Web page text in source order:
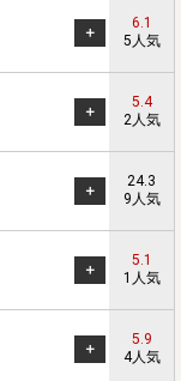
6.1
5人気
5.4
2人気
24.3
9人気
5.1
1人気
5.9
4人気